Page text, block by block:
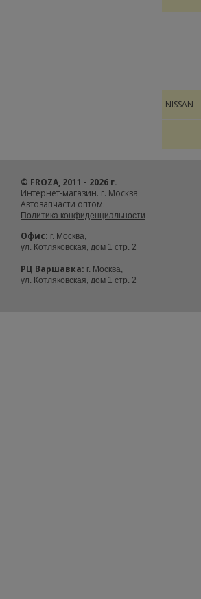
NISSAN
© FROZA, 2011 - 2026 г.
Интернет-магазин. г. Москва
Автозапчасти оптом.
Политика конфиденциальности
Офис: г. Москва,
ул. Котляковская, дом 1 стр. 2
РЦ Варшавка: г. Москва,
ул. Котляковская, дом 1 стр. 2